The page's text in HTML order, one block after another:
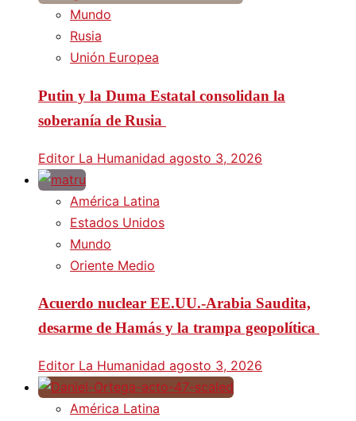
Mundo
Rusia
Unión Europea
Putin y la Duma Estatal consolidan la
soberanía de Rusia
Editor La Humanidad agosto 3, 2026
América Latina
Estados Unidos
Mundo
Oriente Medio
Acuerdo nuclear EE.UU.-Arabia Saudita,
desarme de Hamás y la trampa geopolítica
Editor La Humanidad agosto 3, 2026
América Latina